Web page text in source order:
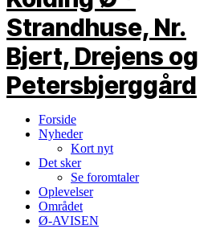
Forside
Nyheder
Kort nyt
Det sker
Se foromtaler
Oplevelser
Området
Ø-AVISEN